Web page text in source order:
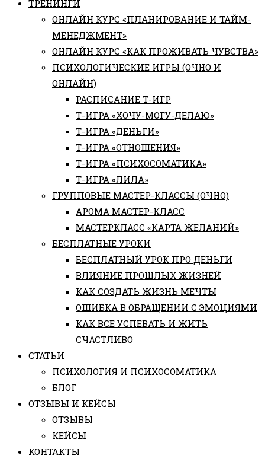
ТРЕНИНГИ
ОНЛАЙН КУРС «ПЛАНИРОВАНИЕ И ТАЙМ-
МЕНЕДЖМЕНТ»
ОНЛАЙН КУРС «КАК ПРОЖИВАТЬ ЧУВСТВА»
ПСИХОЛОГИЧЕСКИЕ ИГРЫ (ОЧНО И
ОНЛАЙН)
РАСПИСАНИЕ Т-ИГР
Т-ИГРА «ХОЧУ-МОГУ-ДЕЛАЮ»
Т-ИГРА «ДЕНЬГИ»
Т-ИГРА «ОТНОШЕНИЯ»
Т-ИГРА «ПСИХОСОМАТИКА»
Т-ИГРА «ЛИЛА»
ГРУППОВЫЕ МАСТЕР-КЛАССЫ (ОЧНО)
АРОМА МАСТЕР-КЛАСС
МАСТЕРКЛАСС «КАРТА ЖЕЛАНИЙ»
БЕСПЛАТНЫЕ УРОКИ
БЕСПЛАТНЫЙ УРОК ПРО ДЕНЬГИ
ВЛИЯНИЕ ПРОШЛЫХ ЖИЗНЕЙ
КАК СОЗДАТЬ ЖИЗНЬ МЕЧТЫ
ОШИБКА В ОБРАЩЕНИИ С ЭМОЦИЯМИ
КАК ВСЕ УСПЕВАТЬ И ЖИТЬ
СЧАСТЛИВО
СТАТЬИ
ПCИХОЛОГИЯ И ПСИХОСОМАТИКА
БЛОГ
ОТЗЫВЫ И КЕЙСЫ
ОТЗЫВЫ
КЕЙСЫ
КОНТАКТЫ